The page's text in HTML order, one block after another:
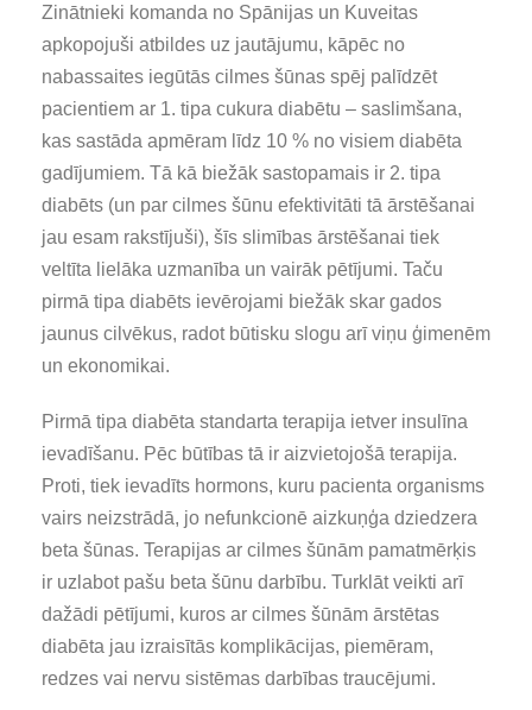
Zinātnieki komanda no Spānijas un Kuveitas
apkopojuši atbildes uz jautājumu, kāpēc no
nabassaites iegūtās cilmes šūnas spēj palīdzēt
pacientiem ar 1. tipa cukura diabētu – saslimšana,
kas sastāda apmēram līdz 10 % no visiem diabēta
gadījumiem. Tā kā biežāk sastopamais ir 2. tipa
diabēts (un par cilmes šūnu efektivitāti tā ārstēšanai
jau esam rakstījuši), šīs slimības ārstēšanai tiek
veltīta lielāka uzmanība un vairāk pētījumi. Taču
pirmā tipa diabēts ievērojami biežāk skar gados
jaunus cilvēkus, radot būtisku slogu arī viņu ģimenēm
un ekonomikai.
Pirmā tipa diabēta standarta terapija ietver insulīna
ievadīšanu. Pēc būtības tā ir aizvietojošā terapija.
Proti, tiek ievadīts hormons, kuru pacienta organisms
vairs neizstrādā, jo nefunkcionē aizkuņģa dziedzera
beta šūnas. Terapijas ar cilmes šūnām pamatmērķis
ir uzlabot pašu beta šūnu darbību. Turklāt veikti arī
dažādi pētījumi, kuros ar cilmes šūnām ārstētas
diabēta jau izraisītās komplikācijas, piemēram,
redzes vai nervu sistēmas darbības traucējumi.